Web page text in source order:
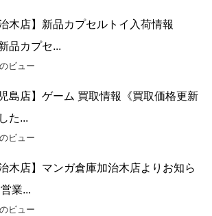
治木店】新品カプセルトイ入荷情報
品カプセ...
ビュー
児島店】ゲーム 買取情報《買取価格更新
た...
ビュー
治木店】マンガ倉庫加治木店よりお知ら
業...
ビュー